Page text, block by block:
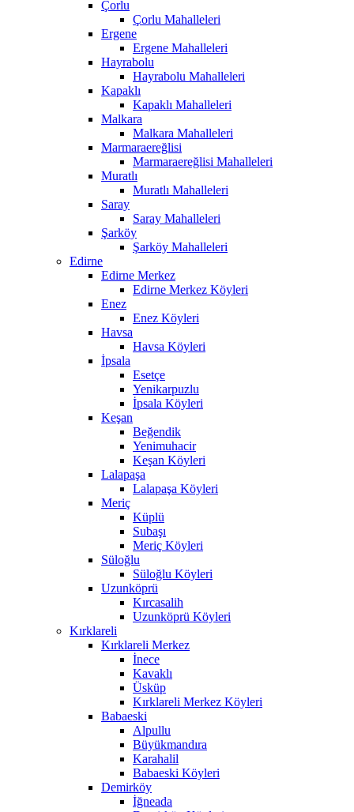
Çorlu
Çorlu Mahalleleri
Ergene
Ergene Mahalleleri
Hayrabolu
Hayrabolu Mahalleleri
Kapaklı
Kapaklı Mahalleleri
Malkara
Malkara Mahalleleri
Marmaraereğlisi
Marmaraereğlisi Mahalleleri
Muratlı
Muratlı Mahalleleri
Saray
Saray Mahalleleri
Şarköy
Şarköy Mahalleleri
Edirne
Edirne Merkez
Edirne Merkez Köyleri
Enez
Enez Köyleri
Havsa
Havsa Köyleri
İpsala
Esetçe
Yenikarpuzlu
İpsala Köyleri
Keşan
Beğendik
Yenimuhacir
Keşan Köyleri
Lalapaşa
Lalapaşa Köyleri
Meriç
Küplü
Subaşı
Meriç Köyleri
Süloğlu
Süloğlu Köyleri
Uzunköprü
Kırcasalih
Uzunköprü Köyleri
Kırklareli
Kırklareli Merkez
İnece
Kavaklı
Üsküp
Kırklareli Merkez Köyleri
Babaeski
Alpullu
Büyükmandıra
Karahalil
Babaeski Köyleri
Demirköy
İğneada